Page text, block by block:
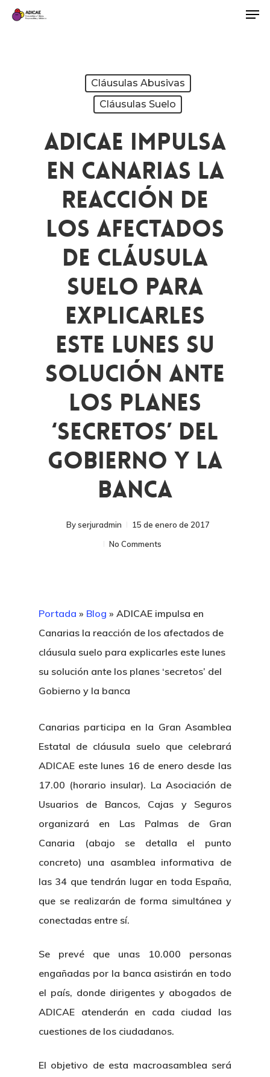
Cláusulas Abusivas
Cláusulas Suelo
ADICAE Impulsa
En Canarias La
Reacción De
Los Afectados
De Cláusula
Suelo Para
Explicarles
Este Lunes Su
Solución Ante
Los Planes
‘secretos’ Del
Gobierno Y La
Banca
Byserjuradmin
15 de enero de 2017
No Comments
Portada » Blog » ADICAE impulsa en
Canarias la reacción de los afectados de
cláusula suelo para explicarles este lunes
su solución ante los planes ‘secretos’ del
Gobierno y la banca
Canarias participa en la Gran Asamblea
Estatal de cláusula suelo que celebrará
ADICAE este lunes 16 de enero desde las
17.00 (horario insular). La Asociación de
Usuarios de Bancos, Cajas y Seguros
organizará en Las Palmas de Gran
Canaria (abajo se detalla el punto
concreto) una asamblea informativa de
las 34 que tendrán lugar en toda España,
que se realizarán de forma simultánea y
conectadas entre sí.
Se prevé que unas 10.000 personas
engañadas por la banca asistirán en todo
el país, donde dirigentes y abogados de
ADICAE atenderán en cada ciudad las
cuestiones de los ciudadanos.
El objetivo de esta macroasamblea será